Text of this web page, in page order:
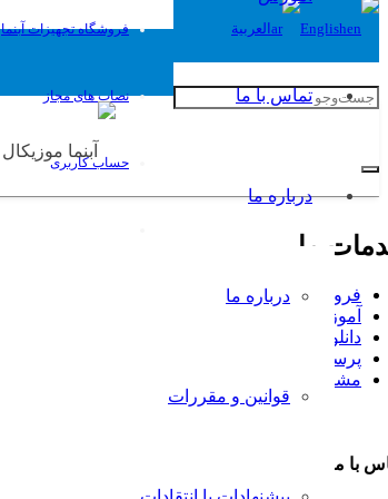
English العربية فروشگاه تجهیزات آبنما
نصاب های مجاز
حساب کاربری
تماس با ما
درباره ما
درباره ما
قوانین و مقررات
ما
فروشگاه تجهیزات آبنما
آموزش
دانلود کاتالوگ آبنما
پرسش و پاسخ
مشاوره طراحی و ساخت آبنما
با ما